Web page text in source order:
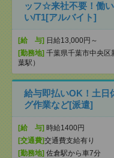
ッフ☆来社不要！働
い/T1[アルバイト]
[給 与] 日給13,000円～
[勤務地] 千葉県千葉市中央区
葉駅）
給与即払いOK！土日
グ作業など[派遣]
[給 与] 時給1400円
[交通費]交通費支給有り
[勤務地] 佐倉駅から車7分